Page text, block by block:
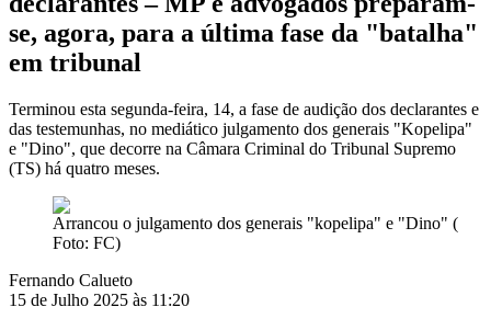
se, agora, para a última fase da "batalha"
em tribunal
Terminou esta segunda-feira, 14, a fase de audição dos declarantes e
das testemunhas, no mediático julgamento dos generais "Kopelipa"
e "Dino", que decorre na Câmara Criminal do Tribunal Supremo
(TS) há quatro meses.
Arrancou o julgamento dos generais "kopelipa" e "Dino" (
Foto: FC)
Fernando Calueto
15 de Julho 2025 às 11:20